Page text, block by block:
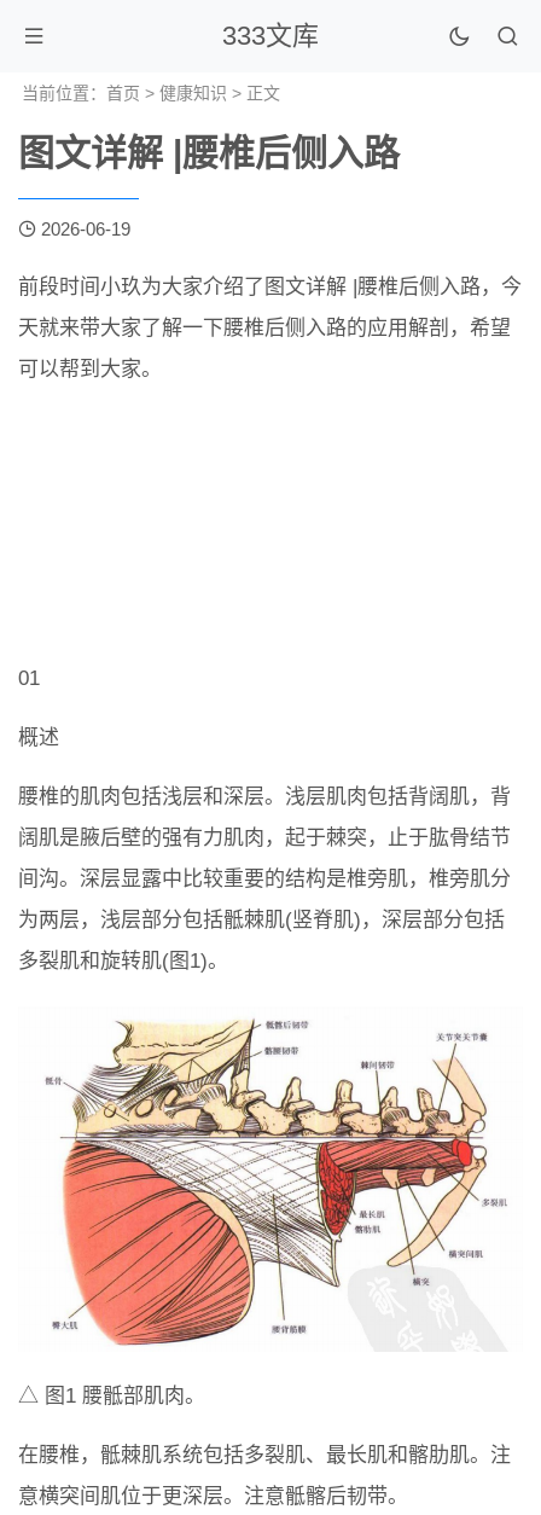
333文库
当前位置： 首页 > 健康知识 > 正文
图文详解 |腰椎后侧入路
2026-06-19
前段时间小玖为大家介绍了图文详解 |腰椎后侧入路，今
天就来带大家了解一下腰椎后侧入路的应用解剖，希望
可以帮到大家。
01
概述
腰椎的肌肉包括浅层和深层。浅层肌肉包括背阔肌，背
阔肌是腋后壁的强有力肌肉，起于棘突，止于肱骨结节
间沟。深层显露中比较重要的结构是椎旁肌，椎旁肌分
为两层，浅层部分包括骶棘肌(竖脊肌)，深层部分包括
多裂肌和旋转肌(图1)。
△ 图1 腰骶部肌肉。
在腰椎，骶棘肌系统包括多裂肌、最长肌和髂肋肌。注
意横突间肌位于更深层。注意骶髂后韧带。